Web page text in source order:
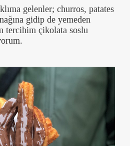
gelenler; churros, patates
gidip de yemeden
tercihim çikolata soslu